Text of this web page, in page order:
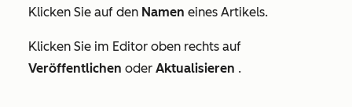
Klicken Sie auf den Namen eines Artikels.
Klicken Sie im Editor oben rechts auf
Veröffentlichen oder Aktualisieren .